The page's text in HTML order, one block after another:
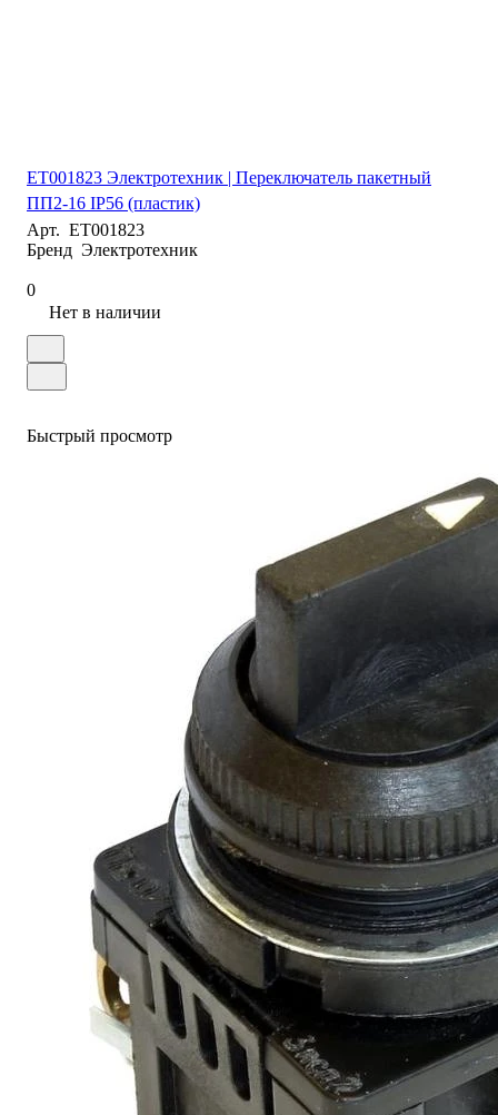
ET001823 Электротехник | Переключатель пакетный
ПП2-16 IP56 (пластик)
Арт. ET001823
Бренд Электротехник
0
Нет в наличии
Быстрый просмотр